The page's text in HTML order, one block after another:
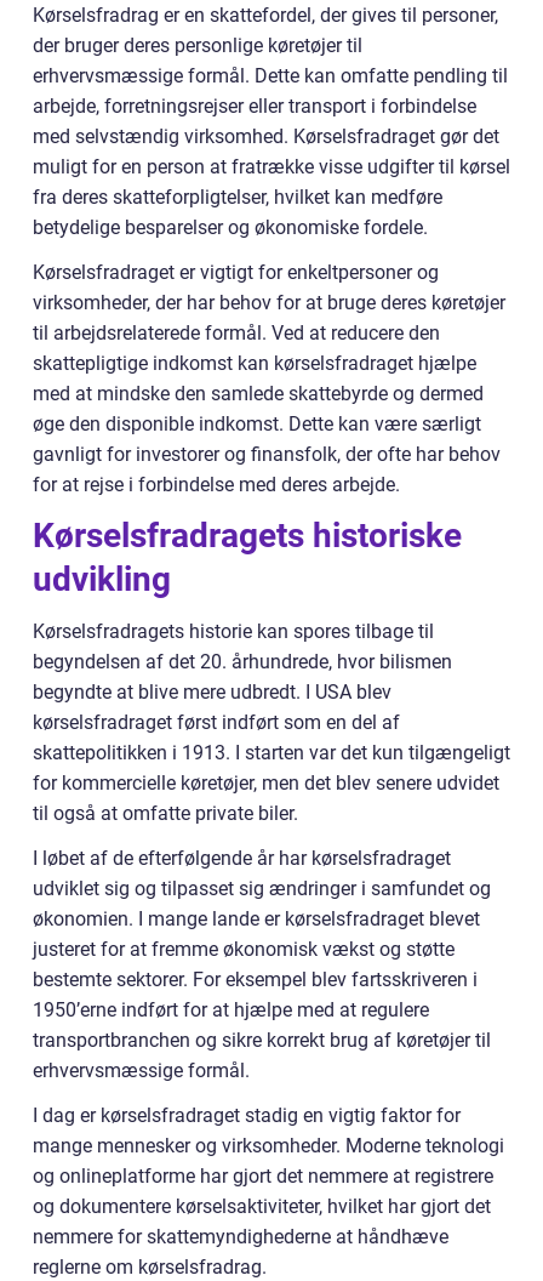
Kørselsfradrag er en skattefordel, der gives til personer,
der bruger deres personlige køretøjer til
erhvervsmæssige formål. Dette kan omfatte pendling til
arbejde, forretningsrejser eller transport i forbindelse
med selvstændig virksomhed. Kørselsfradraget gør det
muligt for en person at fratrække visse udgifter til kørsel
fra deres skatteforpligtelser, hvilket kan medføre
betydelige besparelser og økonomiske fordele.
Kørselsfradraget er vigtigt for enkeltpersoner og
virksomheder, der har behov for at bruge deres køretøjer
til arbejdsrelaterede formål. Ved at reducere den
skattepligtige indkomst kan kørselsfradraget hjælpe
med at mindske den samlede skattebyrde og dermed
øge den disponible indkomst. Dette kan være særligt
gavnligt for investorer og finansfolk, der ofte har behov
for at rejse i forbindelse med deres arbejde.
Kørselsfradragets historiske
udvikling
Kørselsfradragets historie kan spores tilbage til
begyndelsen af det 20. århundrede, hvor bilismen
begyndte at blive mere udbredt. I USA blev
kørselsfradraget først indført som en del af
skattepolitikken i 1913. I starten var det kun tilgængeligt
for kommercielle køretøjer, men det blev senere udvidet
til også at omfatte private biler.
I løbet af de efterfølgende år har kørselsfradraget
udviklet sig og tilpasset sig ændringer i samfundet og
økonomien. I mange lande er kørselsfradraget blevet
justeret for at fremme økonomisk vækst og støtte
bestemte sektorer. For eksempel blev fartsskriveren i
1950’erne indført for at hjælpe med at regulere
transportbranchen og sikre korrekt brug af køretøjer til
erhvervsmæssige formål.
I dag er kørselsfradraget stadig en vigtig faktor for
mange mennesker og virksomheder. Moderne teknologi
og onlineplatforme har gjort det nemmere at registrere
og dokumentere kørselsaktiviteter, hvilket har gjort det
nemmere for skattemyndighederne at håndhæve
reglerne om kørselsfradrag.